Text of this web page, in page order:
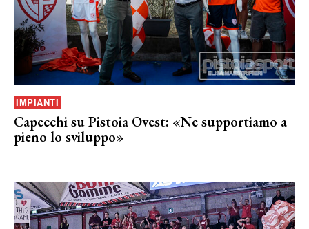
IMPIANTI
Capecchi su Pistoia Ovest: «Ne supportiamo a
pieno lo sviluppo»